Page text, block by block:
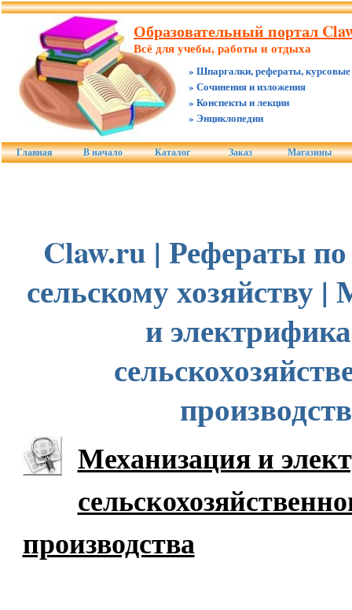
Образовательный портал
Всё для учебы, работы и отдыха
» Шпаргалки, рефераты, курсовые
» Сочинения и изложения
» Конспекты и лекции
» Энциклопедии
Главная В начало Каталог Заказ Магазины
Claw.ru | Рефераты
сельскому хозяйству |
и
Механизация и
производства